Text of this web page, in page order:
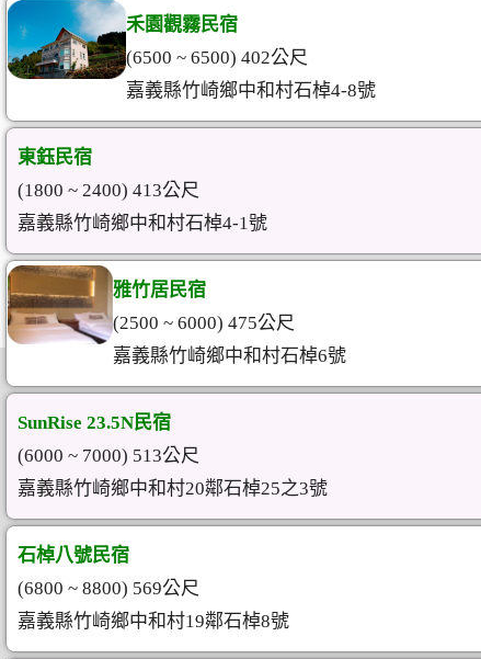
禾園觀霧民宿
(6500 ~ 6500) 402公尺
嘉義縣竹崎鄉中和村石棹4-8號
東鈺民宿
(1800 ~ 2400) 413公尺
嘉義縣竹崎鄉中和村石棹4-1號
雅竹居民宿
(2500 ~ 6000) 475公尺
嘉義縣竹崎鄉中和村石棹6號
SunRise 23.5N民宿
(6000 ~ 7000) 513公尺
嘉義縣竹崎鄉中和村20鄰石棹25之3號
石棹八號民宿
(6800 ~ 8800) 569公尺
嘉義縣竹崎鄉中和村19鄰石棹8號